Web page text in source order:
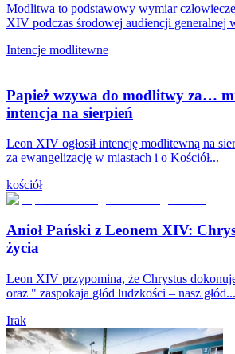
Modlitwa to podstawowy wymiar
XIV podczas środowej audiencji generalnej
Intencje modlitewne
Papież wzywa do modlitwy za…
intencja na sierpień
Leon XIV ogłosił intencję modlitewną na
za ewangelizację w miastach i o Kościół...
kościół
Anioł Pański z Leonem XIV:
życia
Leon XIV przypomina, że Chrystus
oraz " zaspokaja głód ludzkości – nasz głód...
Irak